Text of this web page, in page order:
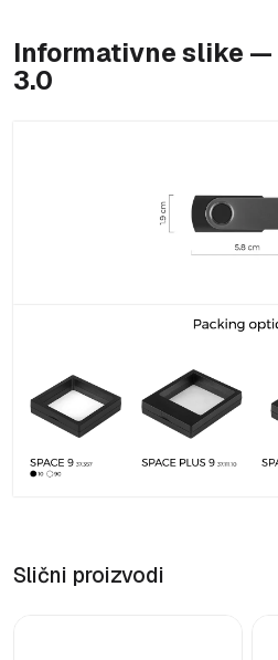
Informativne slike —
3.0
Slični proizvodi